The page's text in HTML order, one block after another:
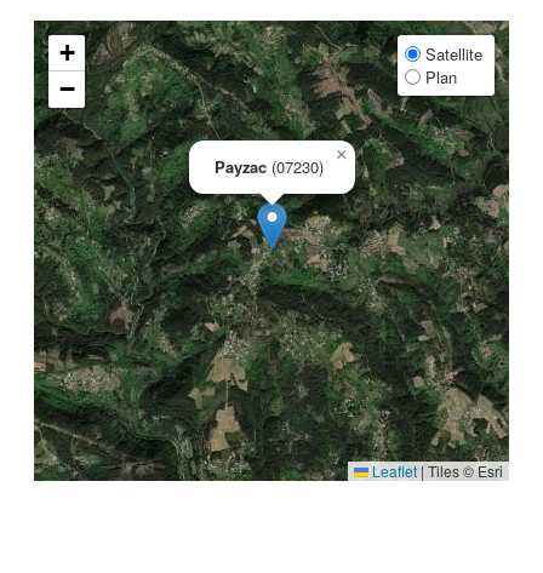
Payzac (07230)
×
+
−
Satellite
Plan
Leaflet | Tiles © Esri